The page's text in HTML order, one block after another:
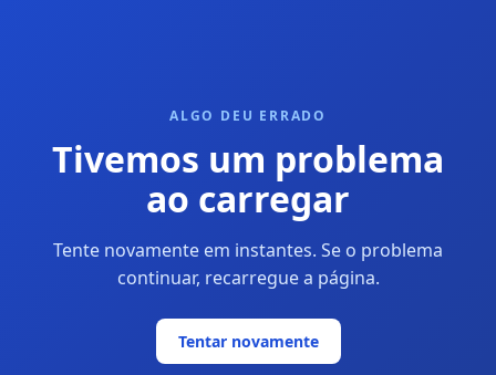
ALGO DEU ERRADO
Tivemos um problema
ao carregar
Tente novamente em instantes. Se o problema
continuar, recarregue a página.
Tentar novamente